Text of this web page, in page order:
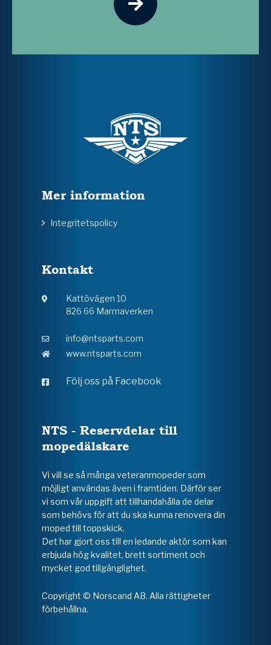
Mer information
Integritetspolicy
Kontakt
Kattövägen 10
826 66 Marmaverken
info@ntsparts.com
www.ntsparts.com
Följ oss på Facebook
NTS - Reservdelar till
mopedälskare
Vi vill se så många veteranmopeder som
möjligt användas även i framtiden. Därför ser
vi som vår uppgift att tillhandahålla de delar
som behövs för att du ska kunna renovera din
moped till toppskick.
Det har gjort oss till en ledande aktör som kan
erbjuda hög kvalitet, brett sortiment och
mycket god tillgänglighet.
Copyright © Norscand AB. Alla rättigheter
förbehållna.